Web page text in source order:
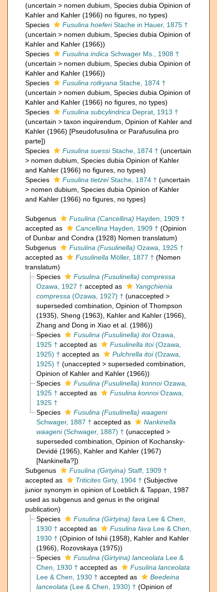
(uncertain > nomen dubium , Species dubia Opinion of
Kahler and Kahler (1966) no figures, no types)
Species
Fusulina hoeferiStache in Hauer, 1875 †
(uncertain > nomen dubium , Species dubia Opinion of
Kahler and Kahler (1966))
Species
Fusulina indica Schwager Ms., 1908 †
(uncertain > nomen dubium , Species dubia Opinion of
Kahler and Kahler (1966))
Species
Fusulina rotkyana Stache, 1874 †
(uncertain > nomen dubium , Species dubia Opinion of
Kahler and Kahler (1966) no figures, no types)
Species
Fusulina subcylindrica Deprat, 1913 †
(uncertain > taxon inquirendum , Opinion of Kahler and
Kahler (1966) [Pseudofusulina or Parafusulina pro
parte])
Species
Fusulina suessiStache, 1874 † (uncertain
> nomen dubium , Species dubia Opinion of Kahler
and Kahler (1966) no figures, no types)
Species
Fusulina tietzeiStache, 1874 † (uncertain
> nomen dubium , Species dubia Opinion of Kahler
and Kahler (1966) no figures, no types)
Subgenus Fusulina (Cancellina) Hayden, 1909 †
accepted as
Cancellina Hayden, 1909 † (Opinion
of Dunbar and Condra (1928) Nomen translatum)
Subgenus
Fusulina (Fusulinella) Ozawa, 1925 †
accepted as
Fusulinella Möller, 1877 † (Nomen
translatum)
Species
Fusulina (Fusulinella) compressa
Ozawa, 1927 † accepted as
Yangchienia
compressa (Ozawa, 1927) † (unaccepted >
superseded combination , Opinion of Thompson
(1935), Sheng (1963), Kahler and Kahler (1966),
Zhang and Dong in Xiao et al. (1986))
Species
Fusulina (Fusulinella) itoiOzawa,
1925 † accepted as Fusulinella itoi(Ozawa,
1925) † accepted as Pulchrella itoi(Ozawa,
1925) † (unaccepted > superseded combination
Opinion of Kahler and Kahler (1966))
Species
Fusulina (Fusulinella) konnoiOzawa,
1925 † accepted as Fusulina konnoiOzawa,
1925 †
Species
Fusulina (Fusulinella) waageni
Schwager, 1887 † accepted as
Nankinella
waageni(Schwager, 1887) † (unaccepted >
superseded combination , Opinion of Kochansky-
Devidé (1965), Kahler and Kahler (1967)
[Nankinella?])
Subgenus
Fusulina (Girtyina) Staff, 1909 †
accepted as
Triticites Girty, 1904 † (Subjective
junior synonym in opinion of Loeblich & Tappan, 1987
used as subgenus and genus in the original
publication)
Species
Fusulina (Girtyina) fava Lee & Chen,
1930 † accepted as Fusulina fava Lee & Chen,
1930 † (Opinion of Ishii (1958), Kahler and Kahler
(1966), Rozovskaya (1975))
Species
Fusulina (Girtyina) lanceolata Lee &
Chen, 1930 † accepted as
Fusulina lanceolata
Lee & Chen, 1930 † accepted as
Beedeina
lanceolata (Lee & Chen, 1930) † (Opinion of